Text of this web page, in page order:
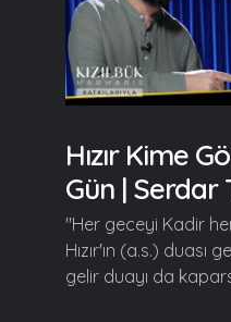
Hızır Kime
Gün | Serdar
"Her geceyi Kadir
Hızır'ın (a.s.) duası
gelir duayı da